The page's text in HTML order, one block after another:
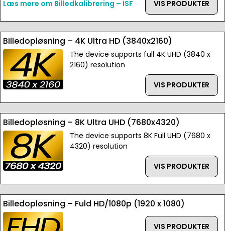
Læs mere om Billedkalibrering – ISF
VIS PRODUKTER
Billedopløsning – 4K Ultra HD (3840x2160)
The device supports full 4K UHD (3840 x
2160) resolution
VIS PRODUKTER
Billedopløsning – 8K Ultra UHD (7680x4320)
The device supports 8K Full UHD (7680 x
4320) resolution
VIS PRODUKTER
Billedopløsning – Fuld HD/1080p (1920 x 1080)
VIS PRODUKTER